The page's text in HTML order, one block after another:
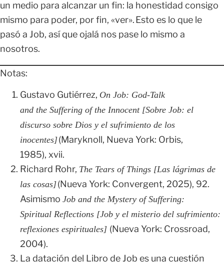
un medio para alcanzar un fin: la honestidad consigo
mismo para poder, por fin, «ver». Esto es lo que le
pasó a Job, así que ojalá nos pase lo mismo a
nosotros.
Notas:
Gustavo Gutiérrez, On Job: God-Talk
and the Suffering of the Innocent [Sobre Job: el
discurso sobre Dios y el sufrimiento de los
inocentes] (Maryknoll, Nueva York: Orbis,
1985), xvii.
Richard Rohr, The Tears of Things [Las lágrimas de
las cosas] (Nueva York: Convergent, 2025), 92.
Asimismo Job and the Mystery of Suffering:
Spiritual Reflections [Job y el misterio del sufrimiento:
reflexiones espirituales] (Nueva York: Crossroad,
2004).
La datación del Libro de Job es una cuestión